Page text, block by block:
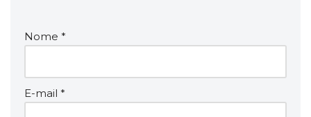
Nome *
E-mail *